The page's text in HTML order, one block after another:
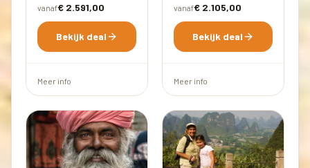
vanaf€ 2.591,00
Bekijk deal
Meer info
vanaf€ 2.105,00
Bekijk deal
Meer info